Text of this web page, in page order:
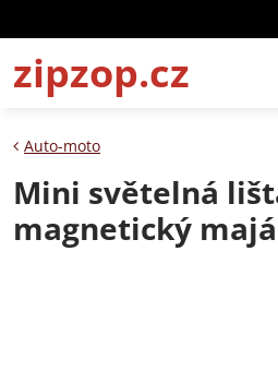
zipzop.cz
Auto-moto
Mini světelná
magnetický